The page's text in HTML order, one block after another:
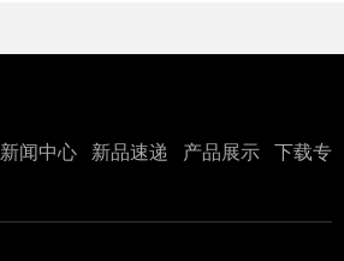
新闻中心 新品速递 产品展示
下载专